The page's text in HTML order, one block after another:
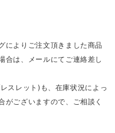
によりご注文頂きました商品
合は、メールにてご連絡差し
スレット)も、在庫状況によっ
がございますので、ご相談く